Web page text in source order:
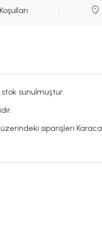
sunulmuştur.
siparişleri Karaca